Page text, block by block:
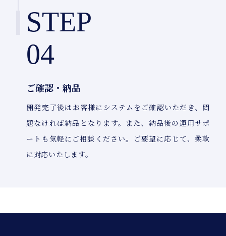
STEP
04
ご確認・納品
開発完了後はお客様にシステムをご確認いただき、問
題なければ納品となります。また、納品後の運用サポ
ートも気軽にご相談ください。ご要望に応じて、柔軟
に対応いたします。